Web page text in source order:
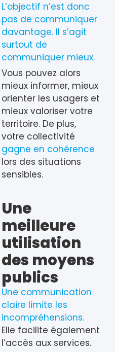
L’objectif n’est donc
pas de communiquer
davantage. Il s’agit
surtout de
communiquer mieux.
Vous pouvez alors
mieux informer, mieux
orienter les usagers et
mieux valoriser votre
territoire. De plus,
votre collectivité
gagne en cohérence
lors des situations
sensibles.
Une
meilleure
utilisation
des moyens
publics
Une communication
claire limite les
incompréhensions.
Elle facilite également
l’accès aux services.